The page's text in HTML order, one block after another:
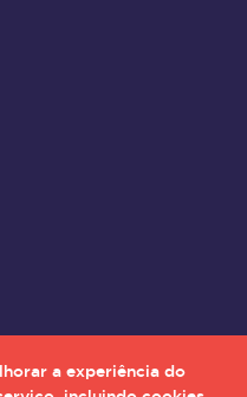
a experiência do